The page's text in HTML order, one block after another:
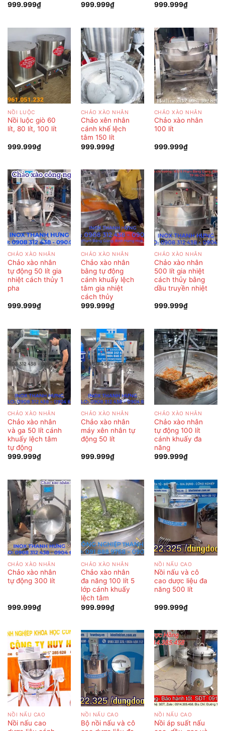
999.999₫ 999.999₫
999.999₫
NỒI LUỘC
Nồi luộc giò 60
lít, 80 lít, 100 lít
999.999₫
CHẢO XÀO NHÂN
Chảo xên nhân
cánh khế lệch
tâm 150 lít
999.999₫
CHẢO XÀO NHÂN
Chảo xào nhân
100 lít
999.999₫
CHẢO XÀO NHÂN
Chảo xào nhân
tự động 50 lít gia
nhiệt cách thủy 1
pha
999.999₫
CHẢO XÀO NHÂN
Chảo xào nhân
bằng tự động
cánh khuấy lệch
tâm gia nhiệt
cách thủy
999.999₫
CHẢO XÀO NHÂN
Chảo xào nhân
500 lít gia nhiệt
cách thủy bằng
dầu truyền nhiệt
999.999₫
CHẢO XÀO NHÂN
Chảo xào nhân
và ga 50 lít cánh
khuấy lệch tâm
tự động
999.999₫
CHẢO XÀO NHÂN
Chảo xào nhân
máy xên nhân tự
động 50 lít
999.999₫
CHẢO XÀO NHÂN
Chảo xào nhân
tự động 100 lít
cánh khuấy đa
năng
999.999₫
CHẢO XÀO NHÂN
Chảo xào nhân
tự động 300 lít
999.999₫
CHẢO XÀO NHÂN
Chảo xào nhân
đa năng 100 lít 5
lớp cánh khuấy
lệch tâm
999.999₫
NỒI NẤU CAO
Nồi nấu và cô
cao dược liệu đa
năng 500 lít
999.999₫
NỒI NẤU CAO
Nồi nấu cao
NỒI NẤU CAO
Bộ nồi nấu và cô
NỒI NẤU CAO
Nồi áp suất nấu